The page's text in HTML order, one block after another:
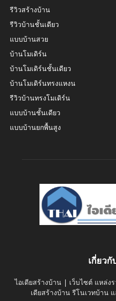
รีวิวสร้างบ้าน
รีวิวบ้านชั้นเดียว
แบบบ้านสวย
บ้านโมเดิร์น
บ้านโมเดิร์นชั้นเดียว
บ้านโมเดิร์นทรงแหงน
รีวิวบ้านทรงโมเดิร์น
แบบบ้านชั้นเดียว
แบบบ้านยกพื้นสูง
เกี่ยวกั
ไอเดียสร้างบ้าน | เว็บไซต์ แหล่ง
เดียสร้างบ้าน รีโนเวทบ้าน